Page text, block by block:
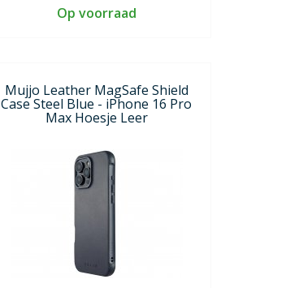
Op voorraad
Mujjo Leather MagSafe Shield
Case Steel Blue - iPhone 16 Pro
Max Hoesje Leer